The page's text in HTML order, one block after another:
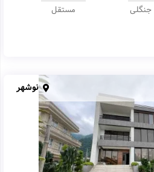
جنگلی
مستقل
نوشهر